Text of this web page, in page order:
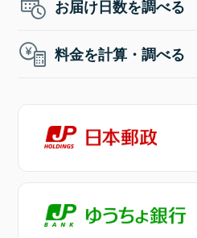
お届け日数を調べる
料金を計算・調べる